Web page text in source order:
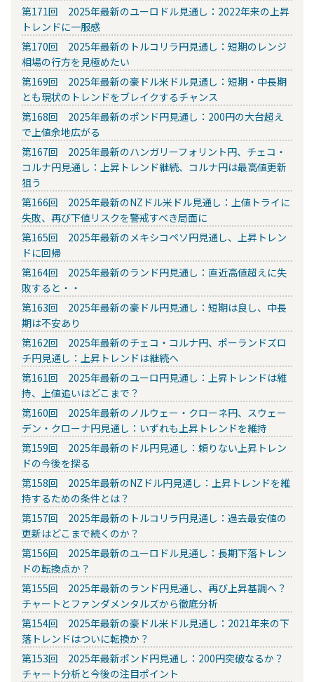
第171回 2025年最新のユーロドル見通し：2022年来の上昇
トレンドに一服感
第170回 2025年最新のトルコリラ円見通し：短期のレンジ
相場の行方を見極めたい
第169回 2025年最新の豪ドル米ドル見通し：短期・中長期
とも現状のトレンドをブレイクするチャンス
第168回 2025年最新のポンド円見通し：200円の大台超え
で上値余地広がる
第167回 2025年最新のハンガリーフォリント円、チェコ・
コルナ円見通し：上昇トレンド継続、コルナ円は最高値更新
狙う
第166回 2025年最新のNZドル米ドル見通し：上値トライに
失敗、再び下値リスクを警戒すべき局面に
第165回 2025年最新のメキシコペソ円見通し、上昇トレン
ドに回帰
第164回 2025年最新のランド円見通し：直近高値超えに失
敗すると・・
第163回 2025年最新の豪ドル円見通し：短期は良し、中長
期は不安あり
第162回 2025年最新のチェコ・コルナ円、ポーランドズロ
チ円見通し：上昇トレンドは継続へ
第161回 2025年最新のユーロ円見通し：上昇トレンドは維
持、上値追いはどこまで？
第160回 2025年最新のノルウェー・クローネ円、スウェー
デン・クローナ円見通し：いずれも上昇トレンドを維持
第159回 2025年最新のドル円見通し：頼りない上昇トレン
ドの今後を探る
第158回 2025年最新のNZドル円見通し：上昇トレンドを維
持するための条件とは？
第157回 2025年最新のトルコリラ円見通し：過去最安値の
更新はどこまで続くのか？
第156回 2025年最新のユーロドル見通し：長期下落トレン
ドの転換点か？
第155回 2025年最新のランド円見通し、再び上昇基調へ？
チャートとファンダメンタルズから徹底分析
第154回 2025年最新の豪ドル米ドル見通し：2021年来の下
落トレンドはついに転換か？
第153回 2025年最新ポンド円見通し：200円突破なるか？
チャート分析と今後の注目ポイント